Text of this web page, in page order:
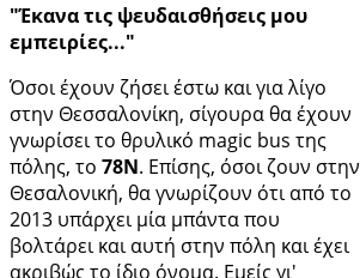
"Έκανα τις ψευδαισθήσεις μου
εμπειρίες..."
Όσοι έχουν ζήσει έστω και για λίγο
στην Θεσσαλονίκη, σίγουρα θα έχουν
γνωρίσει το θρυλικό magic bus της
πόλης, το 78Ν. Επίσης, όσοι ζουν στην
Θεσαλονική, θα γνωρίζουν ότι από το
2013 υπάρχει μία μπάντα που
βολτάρει και αυτή στην πόλη και έχει
ακριβώς το ίδιο όνομα. Εμείς γι'